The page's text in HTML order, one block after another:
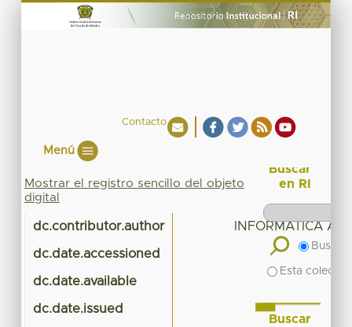
Contacto
Menú
Mostrar el registro sencillo del objeto
digital
dc.contributor.author INFORMATICA
dc.date.accessioned
dc.date.available
dc.date.issued
Buscar
en RI
Buscar
Esta
Buscar